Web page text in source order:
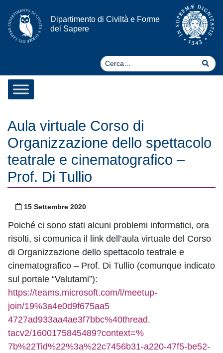
Vai al contenuto
Dipartimento di Civiltà e Forme
del Sapere
Aula virtuale Corso di
Organizzazione dello spettacolo
teatrale e cinematografico –
Prof. Di Tullio
Pubblicato il
15 Settembre 2020
Poiché ci sono stati alcuni problemi informatici, ora
risolti, si comunica il link dell’aula virtuale del Corso
di Organizzazione dello spettacolo teatrale e
cinematografico – Prof. Di Tullio (comunque indicato
sul portale “Valutami”):
https://teams.microsoft.com/l/meetup-
join/19%3a4e0d9f675aa5
4727ad933aa4ae3f7bbc%40thread.
tacv2/1600175845489?context=%
7b%22Tid%22%3a%22c7456b31-a220-47f5-be52-